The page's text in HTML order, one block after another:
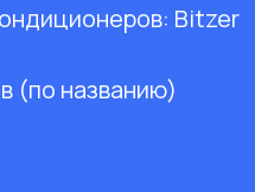
Bitzer
(по названию)